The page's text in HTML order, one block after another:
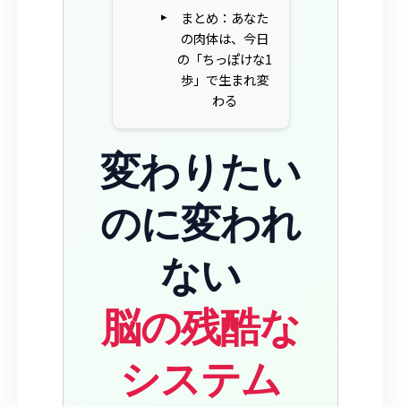
まとめ：あなた
の肉体は、今日
の「ちっぽけな1
歩」で生まれ変
わる
変わりたい
のに変われ
ない
脳の残酷な
システム